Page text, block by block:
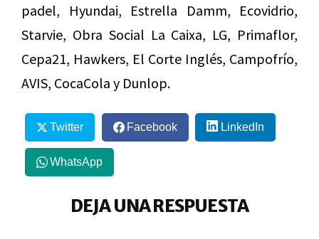
padel, Hyundai, Estrella Damm, Ecovidrio,
Starvie, Obra Social La Caixa, LG, Primaflor,
Cepa21, Hawkers, El Corte Inglés, Campofrío,
AVIS, CocaCola y Dunlop.
Twitter Facebook LinkedIn
WhatsApp
DEJA UNA RESPUESTA